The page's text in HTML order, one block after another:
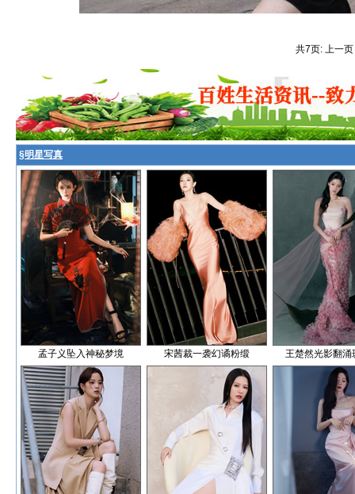
共7页: 上一
§明星写真
孟子义坠入神秘梦境 宋茜裁一袭幻谲粉缎 王楚然光影翻涌